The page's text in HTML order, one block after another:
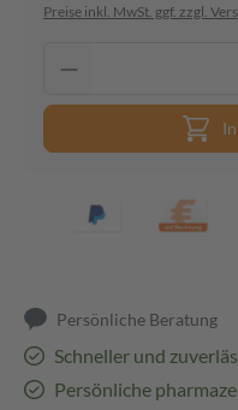
Preise inkl. MwSt. ggf. zzgl.
Persönliche Beratung
Schneller und
Persönliche